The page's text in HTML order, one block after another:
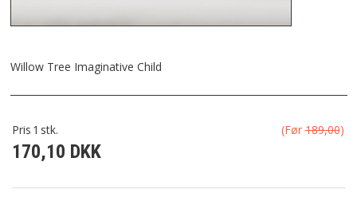
FRAGT
KONTAKT
FORTRYDELSESRET
Willow Tree Imaginative Child
Pris 1 stk. (Før189,00)
170,10 DKK